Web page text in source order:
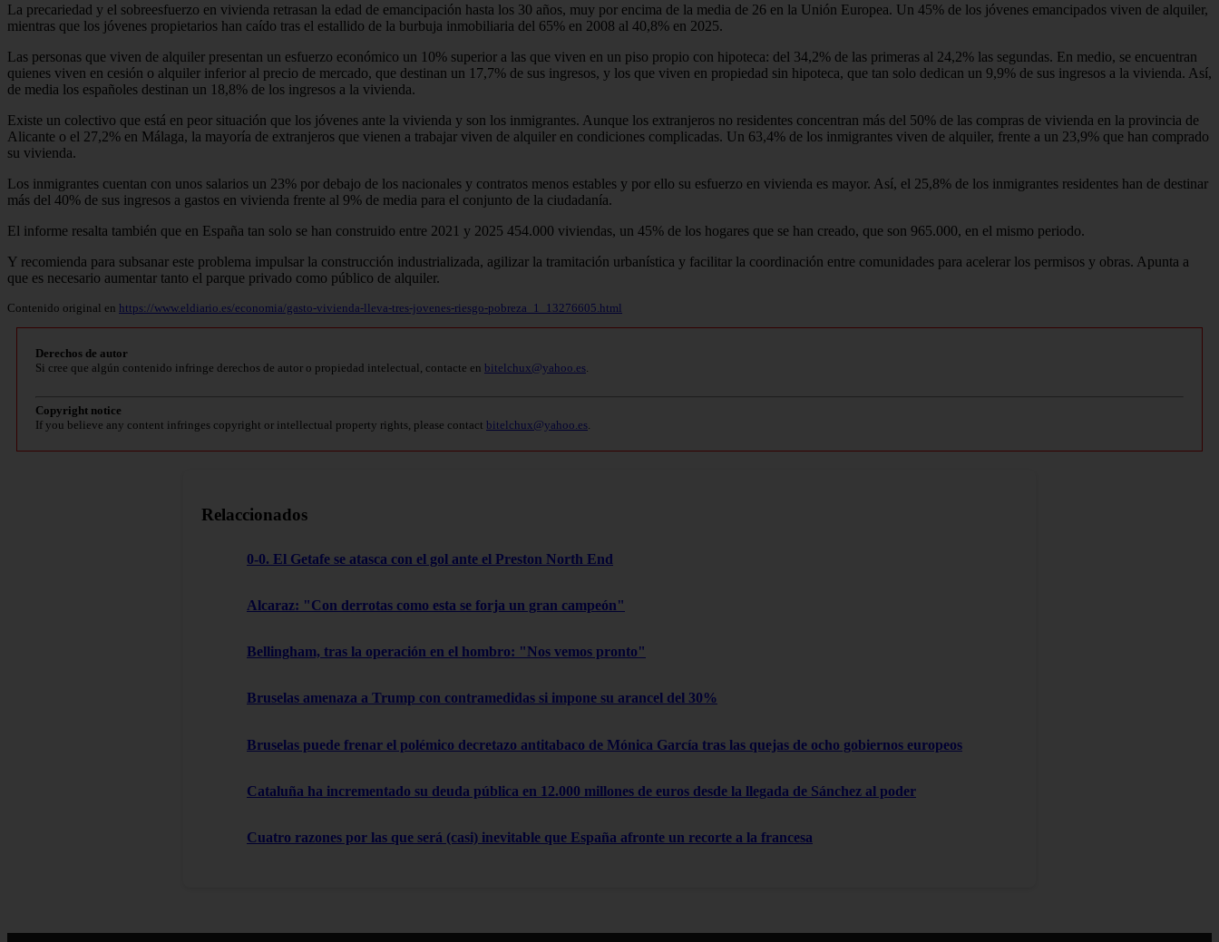
La precariedad y el sobreesfuerzo en vivienda retrasan la edad de emancipación hasta los 30 años, muy por encima de la media de 26 en la Unión Europea. Un 45% de los jóvenes emancipados viven de alquiler,
mientras que los jóvenes propietarios han caído tras el estallido de la burbuja inmobiliaria del 65% en 2008 al 40,8% en 2025.
Las personas que viven de alquiler presentan un esfuerzo económico un 10% superior a las que viven en un piso propio con hipoteca: del 34,2% de las primeras al 24,2% las segundas. En medio, se encuentran
quienes viven en cesión o alquiler inferior al precio de mercado, que destinan un 17,7% de sus ingresos, y los que viven en propiedad sin hipoteca, que tan solo dedican un 9,9% de sus ingresos a la vivienda. Así,
de media los españoles destinan un 18,8% de los ingresos a la vivienda.
Existe un colectivo que está en peor situación que los jóvenes ante la vivienda y son los inmigrantes. Aunque los extranjeros no residentes concentran más del 50% de las compras de vivienda en la provincia de
Alicante o el 27,2% en Málaga, la mayoría de extranjeros que vienen a trabajar viven de alquiler en condiciones complicadas. Un 63,4% de los inmigrantes viven de alquiler, frente a un 23,9% que han comprado
su vivienda.
Los inmigrantes cuentan con unos salarios un 23% por debajo de los nacionales y contratos menos estables y por ello su esfuerzo en vivienda es mayor. Así, el 25,8% de los inmigrantes residentes han de destinar
más del 40% de sus ingresos a gastos en vivienda frente al 9% de media para el conjunto de la ciudadanía.
El informe resalta también que en España tan solo se han construido entre 2021 y 2025 454.000 viviendas, un 45% de los hogares que se han creado, que son 965.000, en el mismo periodo.
Y recomienda para subsanar este problema impulsar la construcción industrializada, agilizar la tramitación urbanística y facilitar la coordinación entre comunidades para acelerar los permisos y obras. Apunta a
que es necesario aumentar tanto el parque privado como público de alquiler.
Contenido original en https://www.eldiario.es/economia/gasto-vivienda-lleva-tres-jovenes-riesgo-pobreza_1_13276605.html
Derechos de autor
Si cree que algún contenido infringe derechos de autor o propiedad intelectual, contacte en bitelchux@yahoo.es.
Copyright notice
If you believe any content infringes copyright or intellectual property rights, please contact bitelchux@yahoo.es.
Relaccionados
0-0. El Getafe se atasca con el gol ante el Preston North End
Alcaraz: "Con derrotas como esta se forja un gran campeón"
Bellingham, tras la operación en el hombro: "Nos vemos pronto"
Bruselas amenaza a Trump con contramedidas si impone su arancel del 30%
Bruselas puede frenar el polémico decretazo antitabaco de Mónica García tras las quejas de ocho gobiernos europeos
Cataluña ha incrementado su deuda pública en 12.000 millones de euros desde la llegada de Sánchez al poder
Cuatro razones por las que será (casi) inevitable que España afronte un recorte a la francesa